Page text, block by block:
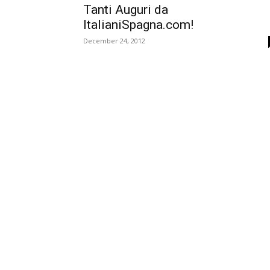
Tanti Auguri da
ItalianiSpagna.com!
December 24, 2012